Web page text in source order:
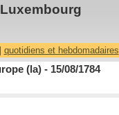
quotidiens et hebdomadaires
(la) - 15/08/1784